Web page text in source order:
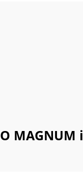
MAGNUM i